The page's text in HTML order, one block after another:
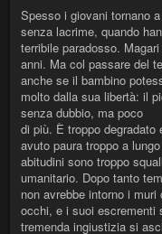
Spesso i giovani tornano
senza lacrime, quando
terribile paradosso.
anni. Ma col passare del
anche se il bambino
molto dalla sua libertà: il
senza dubbio, ma poco
di più. È troppo
avuto paura troppo a
abitudini sono troppo
umanitario. Dopo tanto
non avrebbe intorno i
occhi, e i suoi escrementi
tremenda ingiustizia si